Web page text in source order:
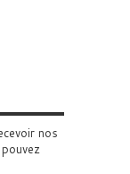
nos